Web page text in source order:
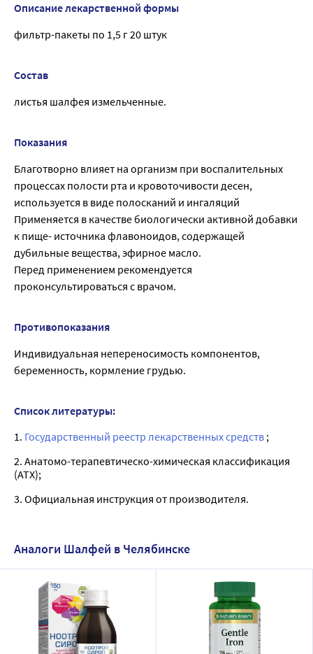
Описание лекарственной формы
фильтр-пакеты по 1,5 г 20 штук
Состав
листья шалфея измельченные.
Показания
Благотворно влияет на организм при воспалительных
процессах полости рта и кровоточивости десен,
используется в виде полосканий и ингаляций
Применяется в качестве биологически активной добавки
к пище- источника флавоноидов, содержащей
дубильные вещества, эфирное масло.
Перед применением рекомендуется
проконсультироваться с врачом.
Противопоказания
Индивидуальная непереносимость компонентов,
беременность, кормление грудью.
Список литературы:
1. Государственный реестр лекарственных средств ;
2. Анатомо-терапевтическо-химическая классификация
(ATX);
3. Официальная инструкция от производителя.
Аналоги Шалфей в Челябинске